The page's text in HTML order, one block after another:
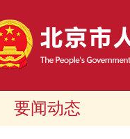
要闻动态